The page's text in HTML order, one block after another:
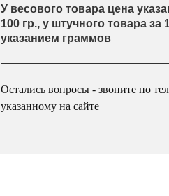
У весового товара цена
100 гр., у штучного товара за
указанием граммов
Остались вопросы - звоните по
указанному на сайте